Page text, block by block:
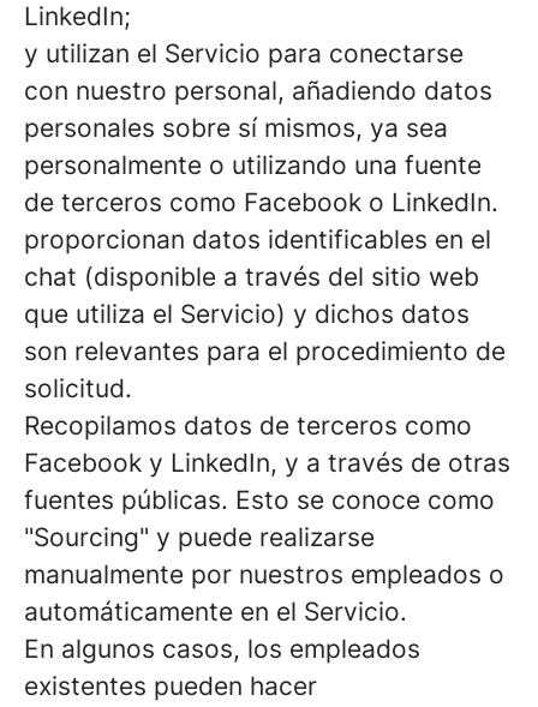
LinkedIn;
y utilizan el Servicio para conectarse
con nuestro personal, añadiendo datos
personales sobre sí mismos, ya sea
personalmente o utilizando una fuente
de terceros como Facebook o LinkedIn.
proporcionan datos identificables en el
chat (disponible a través del sitio web
que utiliza el Servicio) y dichos datos
son relevantes para el procedimiento de
solicitud.
Recopilamos datos de terceros como
Facebook y LinkedIn, y a través de otras
fuentes públicas. Esto se conoce como
"Sourcing" y puede realizarse
manualmente por nuestros empleados o
automáticamente en el Servicio.
En algunos casos, los empleados
existentes pueden hacer